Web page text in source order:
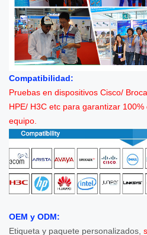
Compatibilidad:
Pruebas en dispositivos Cisco/
HPE/ H3C etc para garantizar
equipo.
OEM y ODM:
Etiqueta y paquete personalizados,